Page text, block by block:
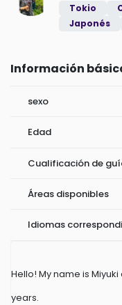
Tokio
Japonés
Información
sexo
Edad
Cualificación de
Áreas disponibles
Idiomas
Hello! My name is
years.